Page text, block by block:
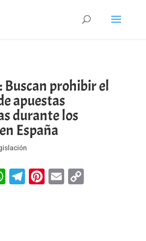
Buscan prohibir el
apuestas
durante los
España
WhatsApp
Telegram
Pinterest
EmailCopy